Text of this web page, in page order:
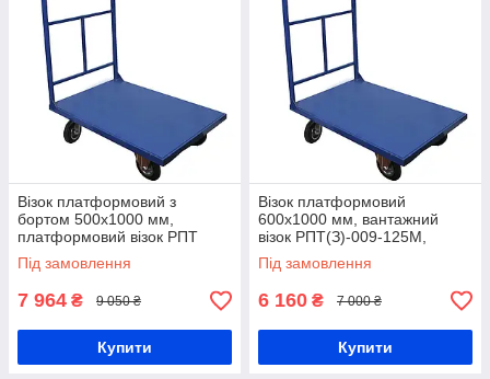
Візок платформовий з
бортом 500х1000 мм,
платформовий візок РПТ
(З)-012-200 М, складський
візок зі зварною ручкою,
Під замовлення
7 964 ₴ 9 050 ₴
Купити
Візок платформовий
600х1000 мм, вантажний
візок РПТ(З)-009-125М,
платформний візок з
привареним бортом, візок
Під замовлення
6 160 ₴ 7 000 ₴
Купити